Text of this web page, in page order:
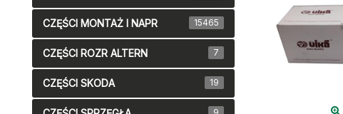
CZĘŚCI MONTAŻ I NAPR 15465
CZĘŚCI ROZR ALTERN 7
CZĘŚCI SKODA 19